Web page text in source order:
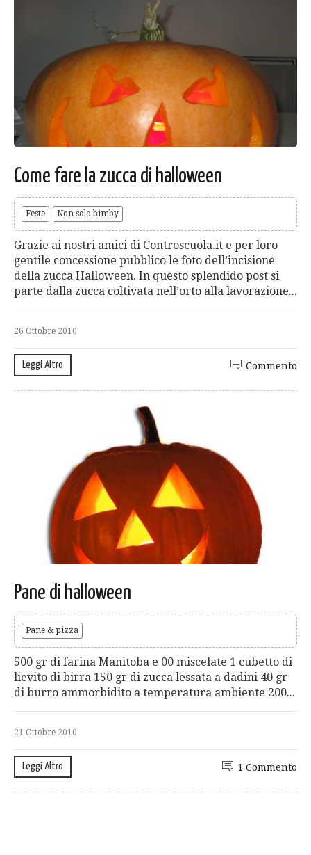
Come fare la zucca di halloween
Feste Non solo bimby
Grazie ai nostri amici di Controscuola.it e per loro
gentile concessione pubblico le foto dell’incisione
della zucca Halloween. In questo splendido post si
parte dalla zucca coltivata nell’orto alla lavorazione...
26 Ottobre 2010
Leggi Altro Commento
Pane di halloween
Pane & pizza
500 gr di farina Manitoba e 00 miscelate 1 cubetto di
lievito di birra 150 gr di zucca lessata a dadini 40 gr
di burro ammorbidito a temperatura ambiente 200...
21 Ottobre 2010
Leggi Altro 1 Commento